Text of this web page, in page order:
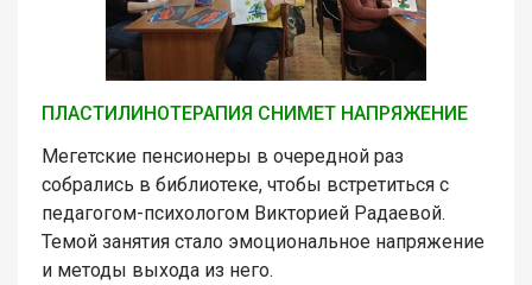
ПЛАСТИЛИНОТЕРАПИЯ СНИМЕТ НАПРЯЖЕНИЕ
Мегетские пенсионеры в очередной раз
собрались в библиотеке, чтобы встретиться с
педагогом-психологом Викторией Радаевой.
Темой занятия стало эмоциональное напряжение
и методы выхода из него.